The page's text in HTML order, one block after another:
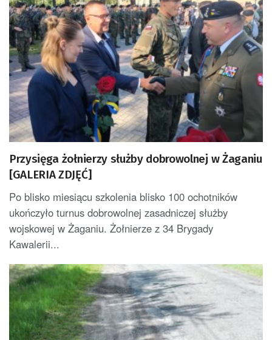
Przysięga żołnierzy służby dobrowolnej w Żaganiu
[GALERIA ZDJĘĆ]
Po blisko miesiącu szkolenia blisko 100 ochotników
ukończyło turnus dobrowolnej zasadniczej służby
wojskowej w Żaganiu. Żołnierze z 34 Brygady
Kawalerii...